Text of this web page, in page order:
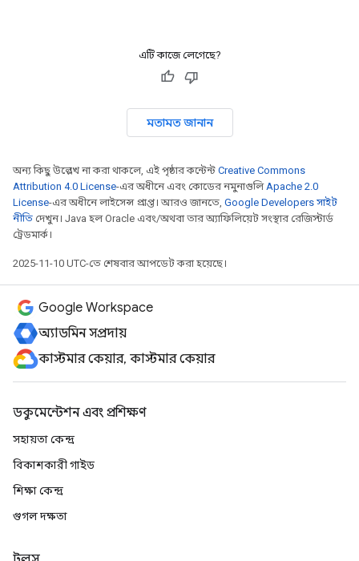
এটি কাজে লেগেছে?
মতামত জানান
অন্য কিছু উল্লেখ না করা থাকলে, এই পৃষ্ঠার কন্টেন্ট Creative Commons
Attribution 4.0 License-এর অধীনে এবং কোডের নমুনাগুলিApache 2.0
License-এর অধীনে লাইসেন্স প্রাপ্ত। আরও জানতে, Google Developers সাইট
নীতি দেখুন। Java হল Oracle এবং/অথবা তার অ্যাফিলিয়েট সংস্থার রেজিস্টার্ড
ট্রেডমার্ক।
2025-11-10 UTC-তে শেষবার আপডেট করা হয়েছে।
Google Workspace
অ্যাডমিন সম্প্রদায়
কাস্টমার কেয়ার, কাস্টমার কেয়ার
ডকুমেন্টেশন এবং প্রশিক্ষণ
সহায়তা কেন্দ্র
বিকাশকারী গাইড
শিক্ষা কেন্দ্র
গুগল দক্ষতা